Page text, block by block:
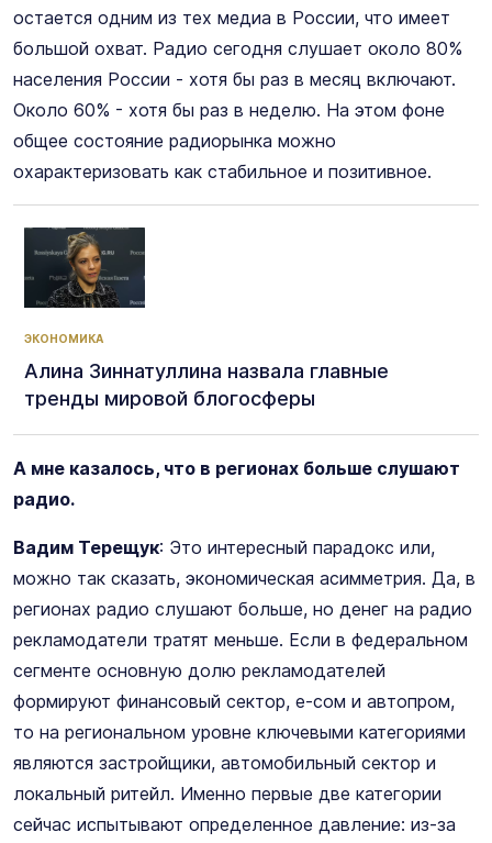
остается одним из тех медиа в России, что имеет
большой охват. Радио сегодня слушает около 80%
населения России - хотя бы раз в месяц включают.
Около 60% - хотя бы раз в неделю. На этом фоне
общее состояние радиорынка можно
охарактеризовать как стабильное и позитивное.
ЭКОНОМИКА
Алина Зиннатуллина назвала главные
тренды мировой блогосферы
А мне казалось, что в регионах больше слушают
радио.
Вадим Терещук: Это интересный парадокс или,
можно так сказать, экономическая асимметрия. Да, в
регионах радио слушают больше, но денег на радио
рекламодатели тратят меньше. Если в федеральном
сегменте основную долю рекламодателей
формируют финансовый сектор, е-сом и автопром,
то на региональном уровне ключевыми категориями
являются застройщики, автомобильный сектор и
локальный ритейл. Именно первые две категории
сейчас испытывают определенное давление: из-за